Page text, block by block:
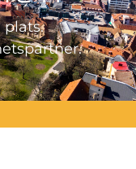
plats.